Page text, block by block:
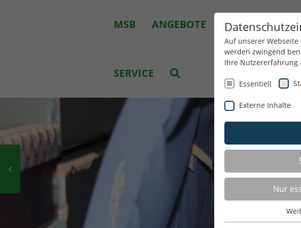
MSB ANGEBOTE MÜLHEIM
SERVICE
Auf unserer Webseite
werden zwingend
Ihre Nutzererfahrung
Essentiell
Externe Inhalte
Nur